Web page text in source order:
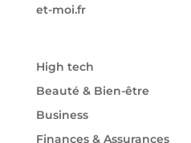
et-moi.fr
High tech
Beauté & Bien-être
Business
Finances & Assurances